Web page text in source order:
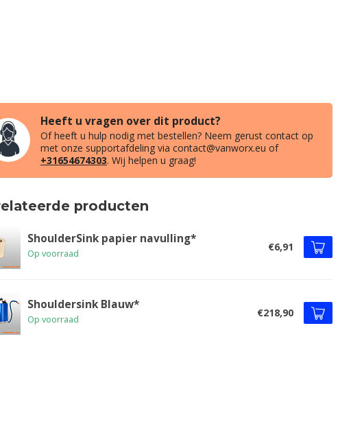
Heeft u vragen over dit product?
Of heeft u hulp nodig met bestellen? Neem gerust contact op
met onze supportafdeling via contact@vanworx.eu of
+31654674303. Wij helpen u graag!
producten
ShoulderSink papier navulling*
Op voorraad
€6,91
Shouldersink Blauw*
Op voorraad
€218,90